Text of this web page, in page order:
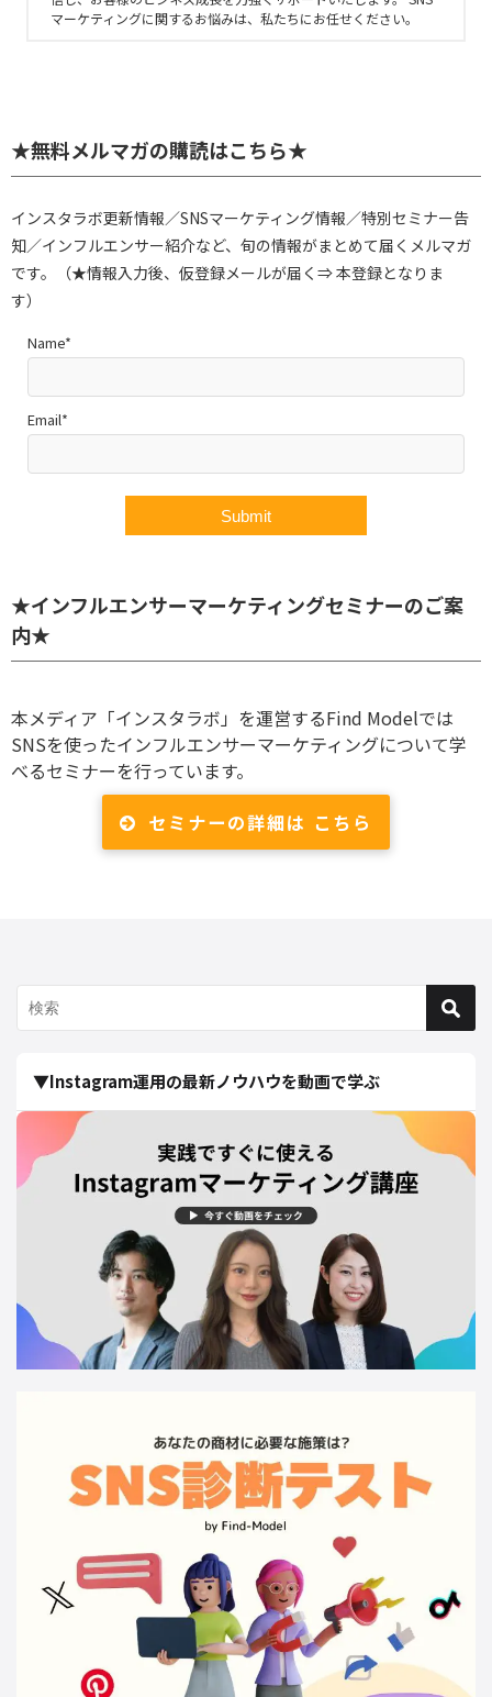
マーケティングに関するお悩みは、私たちにお任せください。
★無料メルマガの購読はこちら★
インスタラボ更新情報／SNSマーケティング情報／特別セミナー告
知／インフルエンサー紹介など、旬の情報がまとめて届くメルマガ
です。（★情報入力後、仮登録メールが届く⇒ 本登録となりま
す）
Name*
Email*
★インフルエンサーマーケティングセミナーのご案
内★
本メディア「インスタラボ」を運営するFind Modelでは
SNSを使ったインフルエンサーマーケティングについて学
べるセミナーを行っています。
セミナーの詳細は こちら
▼Instagram運用の最新ノウハウを動画で学ぶ